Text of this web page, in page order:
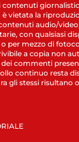
vietata la
audio/
con qualsiasi
per mezzo di
a copia non
dei commenti
continuo resta
gli stessi risultano